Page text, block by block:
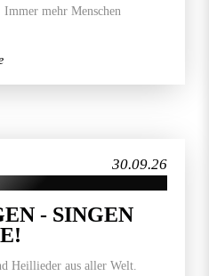
Immer mehr Menschen
30.09.26
- SINGEN
Heillieder aus aller Welt.